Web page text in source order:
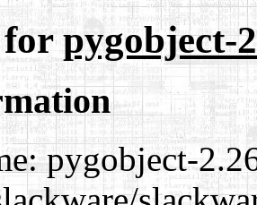
forpygobject-
pygobject-